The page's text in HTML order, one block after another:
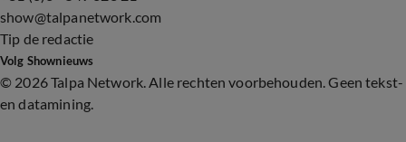
show@talpanetwork.com
Tip de redactie
Volg Shownieuws
© 2026 Talpa Network. Alle rechten voorbehouden. Geen tekst-
en datamining.